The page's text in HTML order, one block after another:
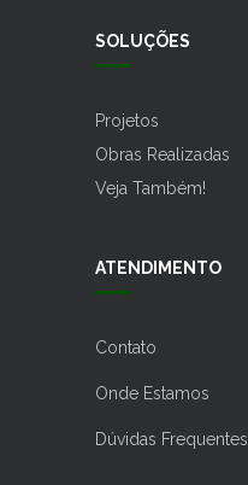
SOLUÇÕES
Projetos
Obras Realizadas
Veja Também!
ATENDIMENTO
Contato
Onde Estamos
Dúvidas Frequentes